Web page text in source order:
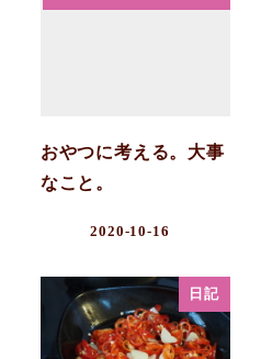
おやつに考える。大事
なこと。
2020-10-16
日記